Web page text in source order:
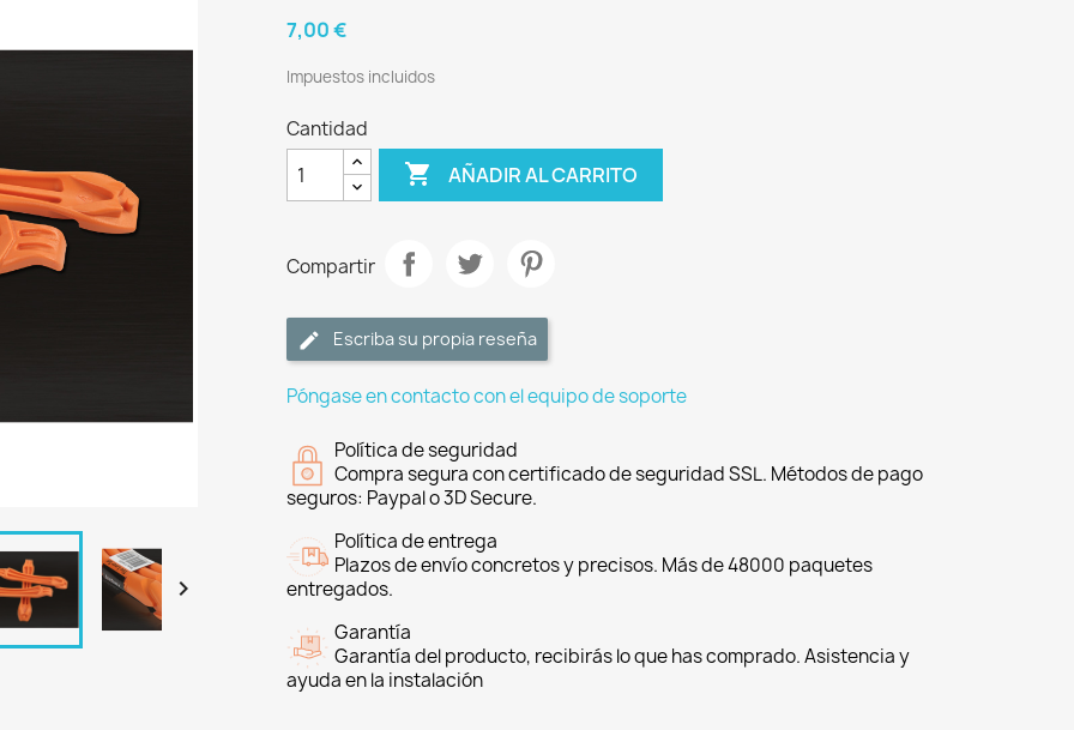

7,00 €
Impuestos incluidos
Cantidad
 AÑADIR AL CARRITO
Compartir
Escriba su propia reseña
Póngase en contacto con el equipo de soporte
Política de seguridad
Compra segura con certificado de seguridad SSL. Métodos de pago
seguros: Paypal o 3D Secure.
Política de entrega
Plazos de envío concretos y precisos. Más de 48000 paquetes
entregados.
Garantía
Garantía del producto, recibirás lo que has comprado. Asistencia y
ayuda en la instalación